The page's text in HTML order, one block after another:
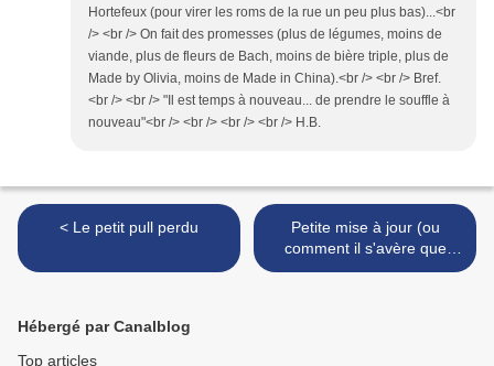
Hortefeux (pour virer les roms de la rue un peu plus bas)...<br
/> <br /> On fait des promesses (plus de légumes, moins de
viande, plus de fleurs de Bach, moins de bière triple, plus de
Made by Olivia, moins de Made in China).<br /> <br /> Bref.
<br /> <br /> "Il est temps à nouveau... de prendre le souffle à
nouveau"<br /> <br /> <br /> <br /> H.B.
< Le petit pull perdu
Petite mise à jour (ou
comment il s'avère que
finalement je ne suis pas
Hébergé par Canalblog
Top articles